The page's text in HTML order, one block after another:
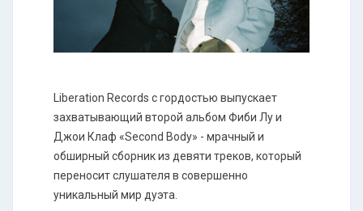
Liberation Records с гордостью выпускает
захватывающий второй альбом Фиби Лу и
Джои Клаф «Second Body» - мрачный и
обширный сборник из девяти треков, который
переносит слушателя в совершенно
уникальный мир дуэта.